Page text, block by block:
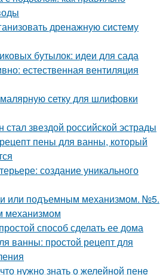
дренажную систему
бутылок: идеи для сада
естественная вентиляция
сетку для шлифовки
стал звездой российской эстрады
пены для ванны, который
создание уникального
или подъемным механизмом. №5.
механизмом
способ сделать ее дома
ванны: простой рецепт для
нужно знать о желейной пенe